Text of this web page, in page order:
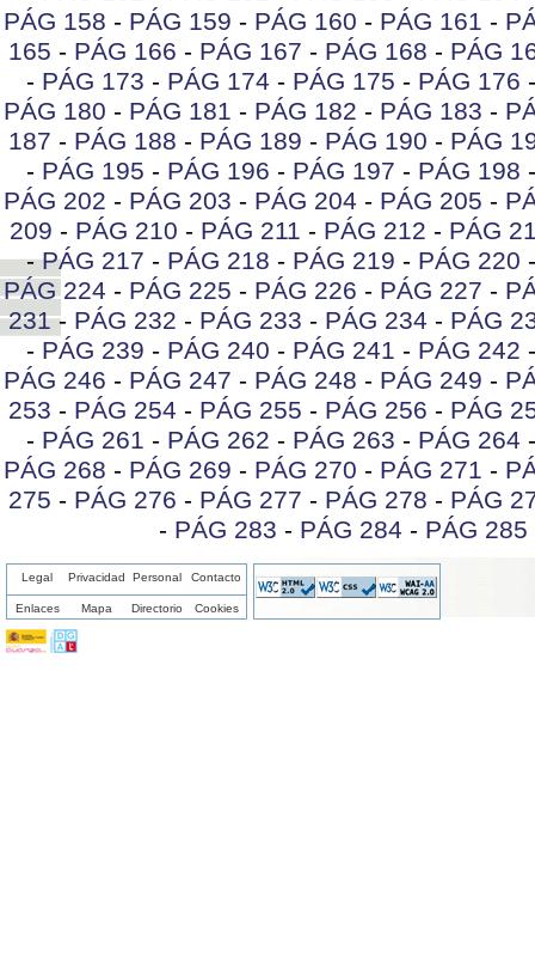
PÁG 158 - PÁG 159 - PÁG 160 - PÁG 161 -
165 - PÁG 166 - PÁG 167 - PÁG 168 - PÁG
- PÁG 173 - PÁG 174 - PÁG 175 - PÁG 176
PÁG 180 - PÁG 181 - PÁG 182 - PÁG 183 -
187 - PÁG 188 - PÁG 189 - PÁG 190 - PÁG
- PÁG 195 - PÁG 196 - PÁG 197 - PÁG 198
PÁG 202 - PÁG 203 - PÁG 204 - PÁG 205 -
209 - PÁG 210 - PÁG 211 - PÁG 212 - PÁG
-PÁG 217 - PÁG 218 - PÁG 219 - PÁG 220
PÁG 224 - PÁG 225 - PÁG 226 - PÁG 227 -
231- PÁG 232 - PÁG 233 - PÁG 234 - PÁG
- PÁG 239 - PÁG 240 - PÁG 241 - PÁG 242
PÁG 246 - PÁG 247 - PÁG 248 - PÁG 249 -
253 - PÁG 254 - PÁG 255 - PÁG 256 - PÁG
- PÁG 261 - PÁG 262 - PÁG 263 - PÁG 264
PÁG 268 - PÁG 269 - PÁG 270 - PÁG 271 -
275 - PÁG 276 - PÁG 277 - PÁG 278 - PÁG
- PÁG 283 - PÁG 284 - PÁG 285
Legal Privacidad Personal Contacto
Enlaces Mapa Directorio Cookies